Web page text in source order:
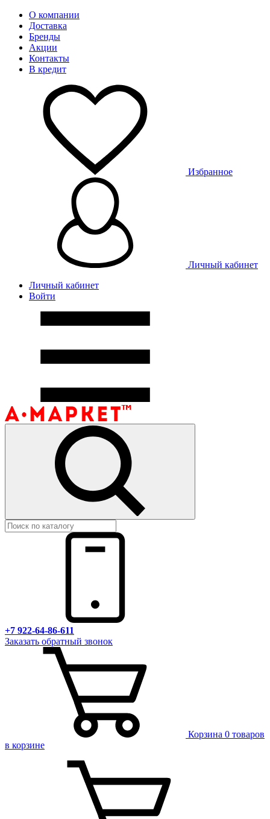
О компании
Доставка
Бренды
Акции
Контакты
В кредит
Избранное
Личный кабинет
Личный кабинет
Войти
+7 922-64-86-611
Заказать обратный звонок
Корзина 0 товаров
в корзине